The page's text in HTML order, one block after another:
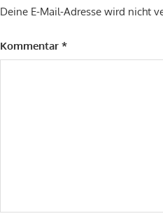
Deine E-Mail-Adresse wird nicht
Kommentar*